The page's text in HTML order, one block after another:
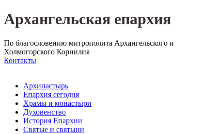
Архангельская епархия
По благословению митрополита Архангельского и
Холмогорского Корнилия
Контакты
Архипастырь
Епархия сегодня
Храмы и монастыри
Духовенство
История Епархии
Святые и святыни